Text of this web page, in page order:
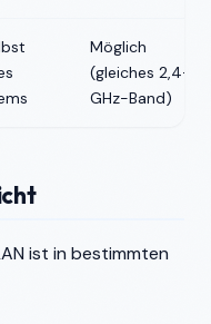
Möglich
(gleiches 2,4-
GHz-Band)
ist in bestimmten